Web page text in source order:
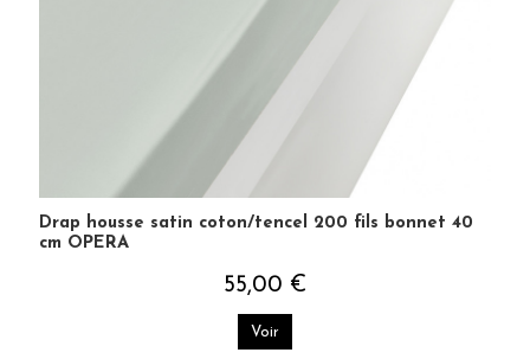
Drap housse satin coton/tencel 200 fils bonnet 40
cm OPERA
55,00 €
Voir